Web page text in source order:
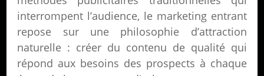
interrompent l’audience, le marketing entrant
repose sur une philosophie d’attraction
naturelle : créer du contenu de qualité qui
répond aux besoins des prospects à chaque